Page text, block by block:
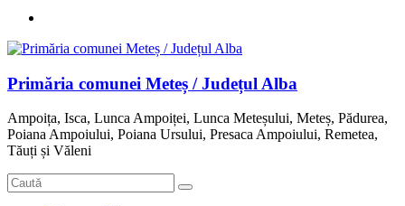
Primăria comunei Meteș / Județul Alba
Ampoița, Isca, Lunca Ampoiței, Lunca Meteșului, Meteș, Pădurea,
Poiana Ampoiului, Poiana Ursului, Presaca Ampoiului, Remetea,
Tăuți și Văleni